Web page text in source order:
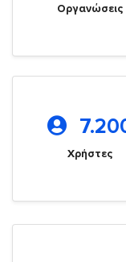
Οργανώσεις
Χρήστες